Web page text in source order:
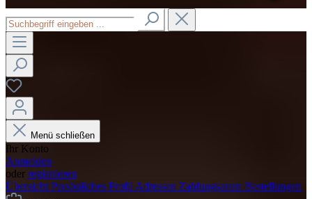
Menü schließen
Ihr Konto
Anmelden
oder registrieren
Übersicht Persönliches Profil Adressen Zahlungsarten Bestellungen